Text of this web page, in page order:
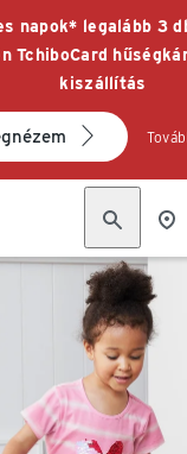
napok* legalább 3
TchiboCard
kiszállítás